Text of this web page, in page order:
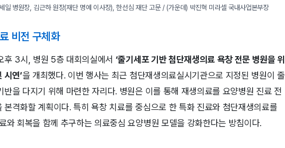
일 병원장, 김근하 원장(재단 명예 이사장), 한선심 재단 고문 / (가운데) 박진혁 미라셀 국내사업본부장
비전 구체화
후 3시, 병원 5층 대회의실에서 ‘줄기세포 기반 첨단재생의료 욕창 전문 병원을 위
시연’을 개최했다. 이번 행사는 최근 첨단재생의료실시기관으로 지정된 병원이 줄
을 다지기 위해 마련한 자리다. 병원은 이를 통해 재생의료를 요양병원 진료 전
본격화할 계획이다. 특히 욕창 치료를 중심으로 한 특화 진료와 첨단재생의료를
와 회복을 함께 추구하는 의료중심 요양병원 모델을 강화한다는 방침이다.